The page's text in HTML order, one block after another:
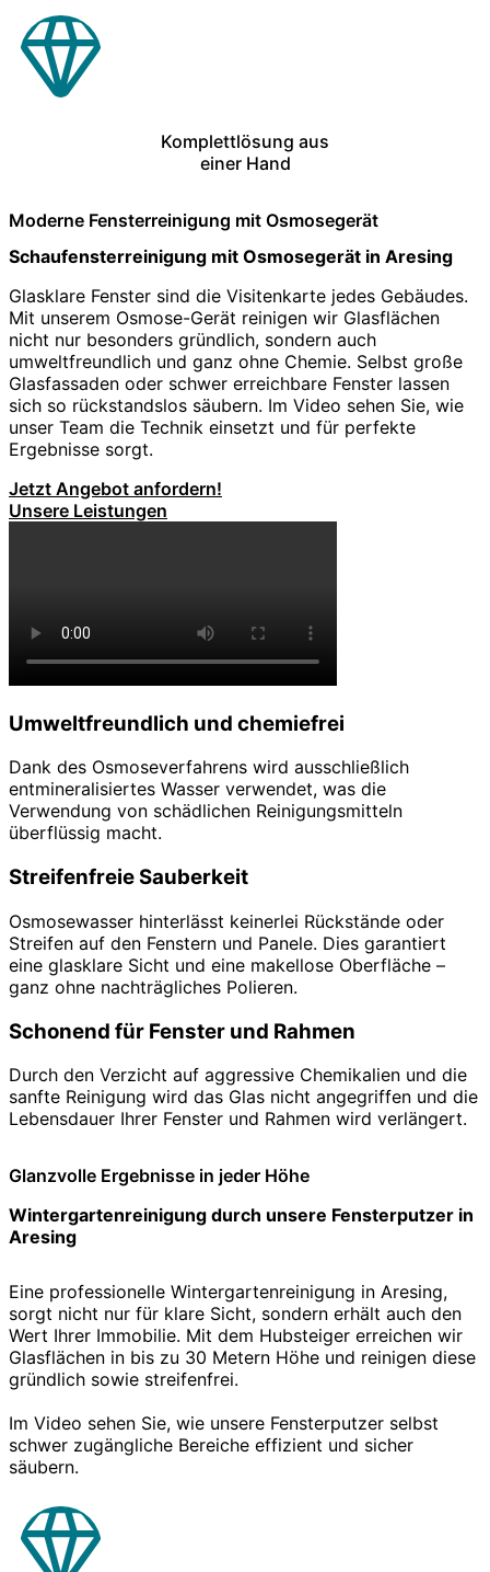
Komplettlösung aus
einer Hand
Moderne Fensterreinigung mit Osmosegerät
Schaufensterreinigung mit Osmosegerät in Aresing
Glasklare Fenster sind die Visitenkarte jedes Gebäudes.
Mit unserem Osmose-Gerät reinigen wir Glasflächen
nicht nur besonders gründlich, sondern auch
umweltfreundlich und ganz ohne Chemie. Selbst große
Glasfassaden oder schwer erreichbare Fenster lassen
sich so rückstandslos säubern. Im Video sehen Sie, wie
unser Team die Technik einsetzt und für perfekte
Ergebnisse sorgt.
Jetzt Angebot anfordern!
Unsere Leistungen
Umweltfreundlich und chemiefrei
Dank des Osmoseverfahrens wird ausschließlich
entmineralisiertes Wasser verwendet, was die
Verwendung von schädlichen Reinigungsmitteln
überflüssig macht.
Streifenfreie Sauberkeit
Osmosewasser hinterlässt keinerlei Rückstände oder
Streifen auf den Fenstern und Panele. Dies garantiert
eine glasklare Sicht und eine makellose Oberfläche –
ganz ohne nachträgliches Polieren.
Schonend für Fenster und Rahmen
Durch den Verzicht auf aggressive Chemikalien und die
sanfte Reinigung wird das Glas nicht angegriffen und die
Lebensdauer Ihrer Fenster und Rahmen wird verlängert.
Glanzvolle Ergebnisse in jeder Höhe
Wintergartenreinigung durch unsere Fensterputzer in
Aresing
Eine professionelle Wintergartenreinigung in Aresing,
sorgt nicht nur für klare Sicht, sondern erhält auch den
Wert Ihrer Immobilie. Mit dem Hubsteiger erreichen wir
Glasflächen in bis zu 30 Metern Höhe und reinigen diese
gründlich sowie streifenfrei.
Im Video sehen Sie, wie unsere Fensterputzer selbst
schwer zugängliche Bereiche effizient und sicher
säubern.